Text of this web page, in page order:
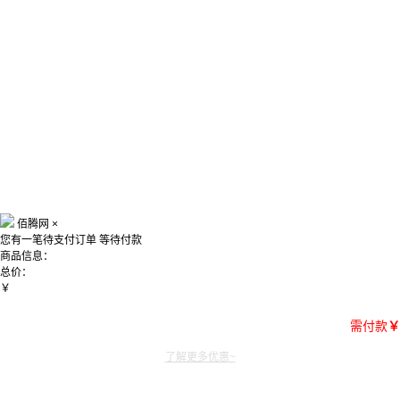
佰腾网 ×
您有一笔待支付订单 等待付款
商品信息：
总价：
￥
需付款￥
了解更多优惠~